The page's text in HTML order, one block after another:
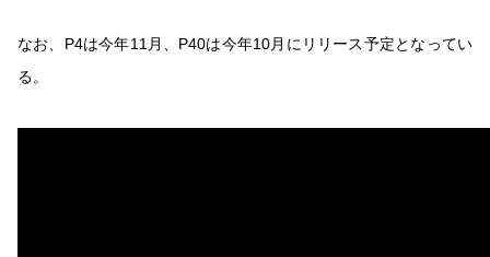
なお、P4は今年11月、P40は今年10月にリリース予定となってい
る。